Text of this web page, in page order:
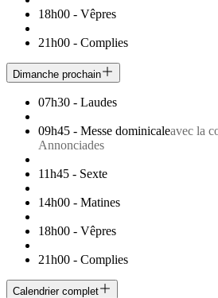
18h00 - Vêpres
21h00 - Complies
Dimanche prochain
07h30 - Laudes
09h45 - Messe dominicaleavec la
Annonciades
11h45 - Sexte
14h00 - Matines
18h00 - Vêpres
21h00 - Complies
Calendrier complet